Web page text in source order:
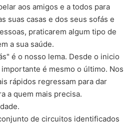
aos amigos e a todos para
suas casas e dos seus sofás e
praticarem algum tipo de
a sua saúde.
é o nosso lema. Desde o inicio
é mesmo o último. Nos
rápidos regressam para dar
a quem mais precisa.
de circuitos identificados